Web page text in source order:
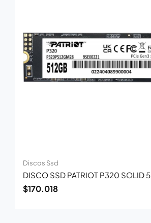
Discos Ssd
DISCO SSD PATRIOT P320 SOLID 5
$170.018